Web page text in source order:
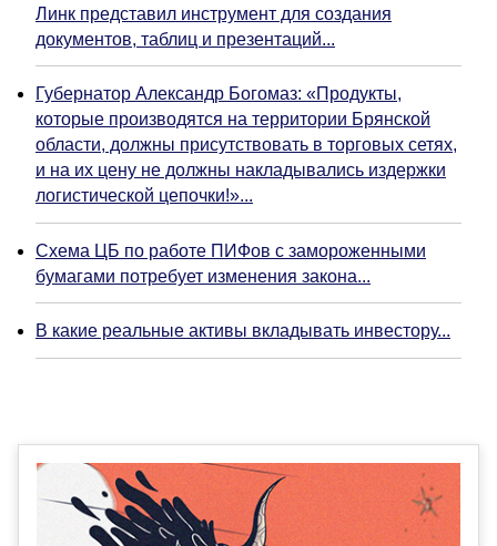
Линк представил инструмент для создания
документов, таблиц и презентаций...
Губернатор Александр Богомаз: «Продукты,
которые производятся на территории Брянской
области, должны присутствовать в торговых сетях,
и на их цену не должны накладывались издержки
логистической цепочки!»...
Схема ЦБ по работе ПИФов с замороженными
бумагами потребует изменения закона...
В какие реальные активы вкладывать инвестору...